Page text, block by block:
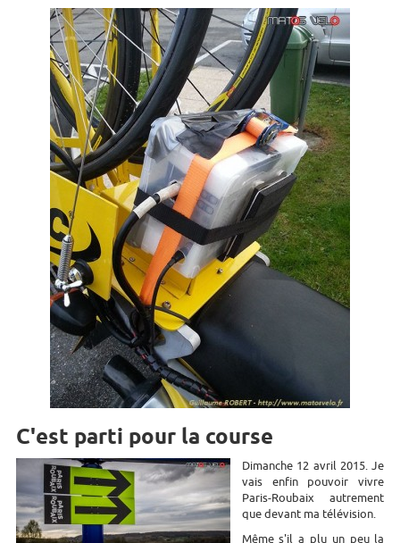
C'est parti pour la course
Dimanche 12 avril 2015. Je
vais enfin pouvoir vivre
Paris-Roubaix autrement
que devant ma télévision.
Même s'il a plu un peu la